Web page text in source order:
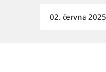
02. června 2025